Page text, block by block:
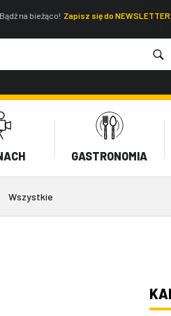
Bądź na bieżąco! Zapisz się do
GASTRONOMIA
Wszystkie